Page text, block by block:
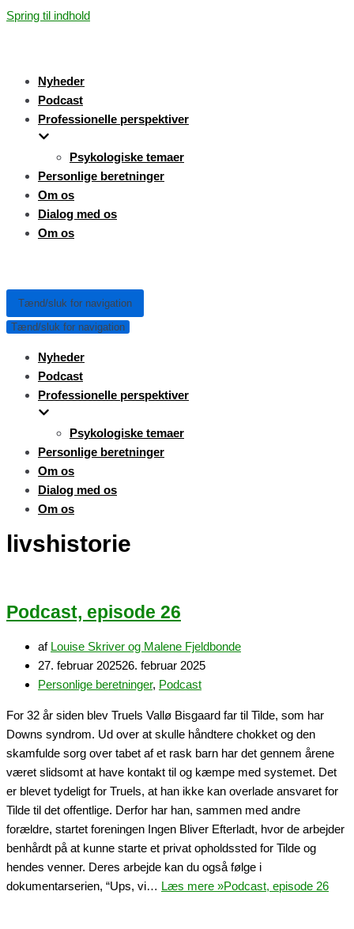
Spring til indhold
Nyheder
Podcast
Professionelle perspektiver
Psykologiske temaer
Personlige beretninger
Om os
Dialog med os
Om os
Tænd/sluk for navigation
Tænd/sluk for navigation
Nyheder
Podcast
Professionelle perspektiver
Psykologiske temaer
Personlige beretninger
Om os
Dialog med os
Om os
livshistorie
Podcast, episode 26
af Louise Skriver og Malene Fjeldbonde
27. februar 202526. februar 2025
Personlige beretninger, Podcast
For 32 år siden blev Truels Vallø Bisgaard far til Tilde, som har
Downs syndrom. Ud over at skulle håndtere chokket og den
skamfulde sorg over tabet af et rask barn har det gennem årene
været slidsomt at have kontakt til og kæmpe med systemet. Det
er blevet tydeligt for Truels, at han ikke kan overlade ansvaret for
Tilde til det offentlige. Derfor har han, sammen med andre
forældre, startet foreningen Ingen Bliver Efterladt, hvor de arbejder
benhårdt på at kunne starte et privat opholdssted for Tilde og
hendes venner. Deres arbejde kan du også følge i
dokumentarserien, “Ups, vi… Læs mere »Podcast, episode 26